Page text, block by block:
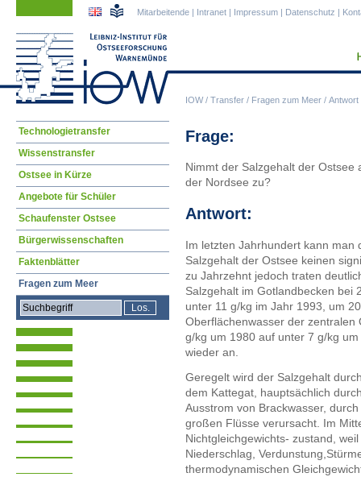
IOW/ Transfer / Fragen zum Meer / Antwort
Mitarbeitende | Intranet | Impressum | Datenschutz |
Frage:
Nimmt der Salzgehalt der Ostsee
der Nordsee zu?
Antwort:
Im letzten Jahrhundert kann man
Salzgehalt der Ostsee keinen
zu Jahrzehnt jedoch traten
Salzgehalt im Gotlandbecken bei
unter 11 g/kg im Jahr 1993, um
Oberflächenwasser der zentralen
g/kg um 1980 auf unter 7 g/kg
wieder an.
Geregelt wird der Salzgehalt
dem Kattegat, hauptsächlich
Ausstrom von Brackwasser,
großen Flüsse verursacht. Im
Nichtgleichgewichts- zustand,
Niederschlag,
thermodynamischen
Navigation
überspringen
Technologietransfer
Wissenstransfer
Ostsee in Kürze
Angebote für Schüler
Schaufenster Ostsee
Bürgerwissenschaften
Faktenblätter
Fragen zum Meer